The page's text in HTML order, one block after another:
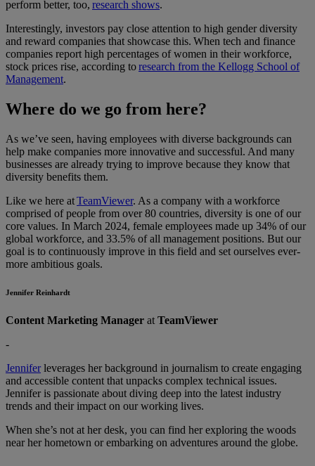
perform better, too, research shows.
Interestingly, investors pay close attention to high gender diversity
and reward companies that showcase this. When tech and finance
companies report high percentages of women in their workforce,
stock prices rise, according toresearch from the Kellogg School of
Management.
Where do we go from here?
As we’ve seen, having employees with diverse backgrounds can
help make companies more innovative and successful. And many
businesses are already trying to improve because they know that
diversity benefits them.
Like we here atTeamViewer. As a company with a workforce
comprised of people from over 80 countries, diversity is one of our
core values. In March 2024, female employees made up 34% of our
global workforce, and 33.5% of all management positions. But our
goal is to continuously improve in this field and set ourselves ever-
more ambitious goals.
Jennifer Reinhardt
Content Marketing Manager at TeamViewer
-
Jenniferleverages her background in journalism to create engaging
and accessible content that unpacks complex technical issues.
Jennifer is passionate about diving deep into the latest industry
trends and their impact on our working lives.
When she’s not at her desk, you can find her exploring the woods
near her hometown or embarking on adventures around the globe.